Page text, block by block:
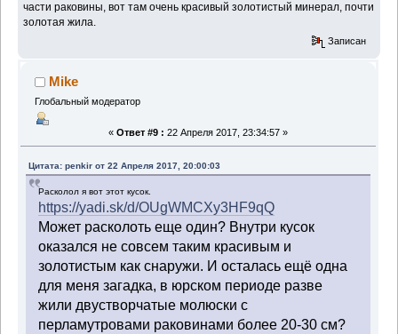
части раковины, вот там очень красивый золотистый минерал, почти
золотая жила.
Записан
Mike
Глобальный модератор
« Ответ #9 : 22 Апреля 2017, 23:34:57 »
Цитата: penkir от 22 Апреля 2017, 20:00:03
Расколол я вот этот кусок.
https://yadi.sk/d/OUgWMCXy3HF9qQ
Может расколоть еще один? Внутри кусок
оказался не совсем таким красивым и
золотистым как снаружи. И осталась ещё одна
для меня загадка, в юрском периоде разве
жили двустворчатые молюски с
перламутровами раковинами более 20-30 см?